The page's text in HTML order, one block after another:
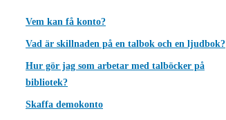
Vem kan få konto?
Vad är skillnaden på en talbok och en ljudbok?
Hur gör jag som arbetar med talböcker på
bibliotek?
Skaffa demokonto